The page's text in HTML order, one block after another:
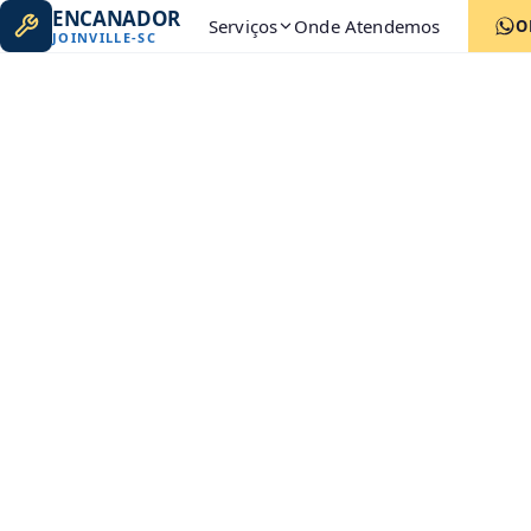
ENCANADOR
JOINVILLE-SC Serviços Onde Atendemos